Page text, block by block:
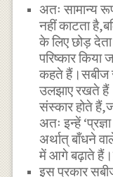
अतः सामान्य
नहीं काटता
के लिए छोड़
परिष्कार किया
कहते हैं।सबीज
उलझाए रखते
संस्कार होते
अतः इन्हें
अर्थात् बाँधने
में आगे बढ़ाते
इस प्रकार